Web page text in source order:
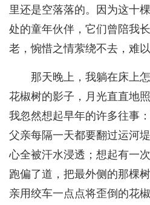
里还是空落落的。因为这十
处的童年伙伴，它们曾陪我
老，惋惜之情萦绕不去，难以
那天晚上，我躺在床上
花椒树的影子，月光直直地
我忽然想起早年的许多往事
父亲每隔一天都要翻过运河
心全被汗水浸透；想起有一
跑偏了道，把最外侧的那棵
亲用绞车一点点将歪倒的花